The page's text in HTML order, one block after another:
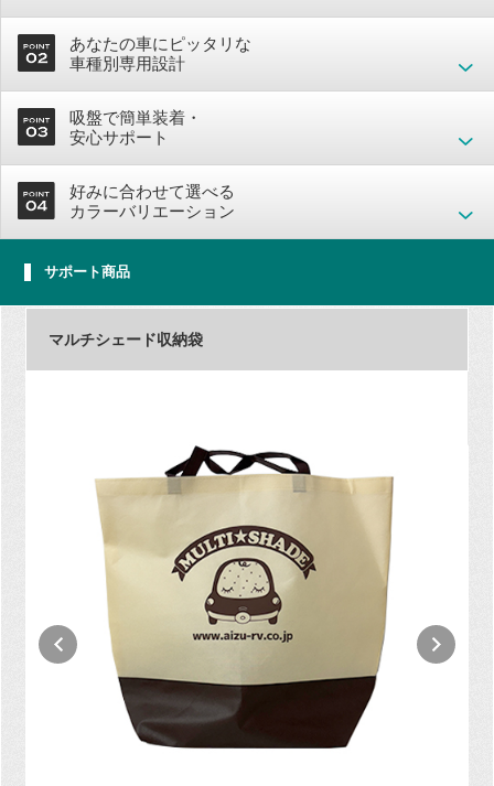
あなたの車にピッタリな
車種別専用設計
吸盤で簡単装着・
安心サポート
好みに合わせて選べる
カラーバリエーション
サポート商品
マルチシェード収納袋